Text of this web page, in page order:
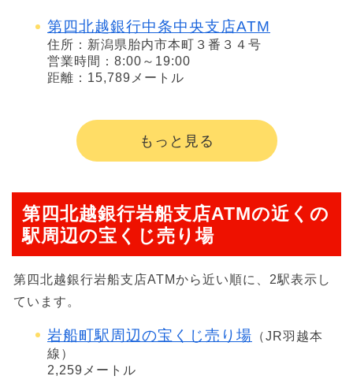
第四北越銀行中条中央支店ATM
住所：新潟県胎内市本町３番３４号
営業時間：8:00～19:00
距離：15,789メートル
もっと見る
第四北越銀行岩船支店ATMの近くの
駅周辺の宝くじ売り場
第四北越銀行岩船支店ATMから近い順に、2駅表示し
ています。
岩船町駅周辺の宝くじ売り場 （JR羽越本
線）
2,259メートル